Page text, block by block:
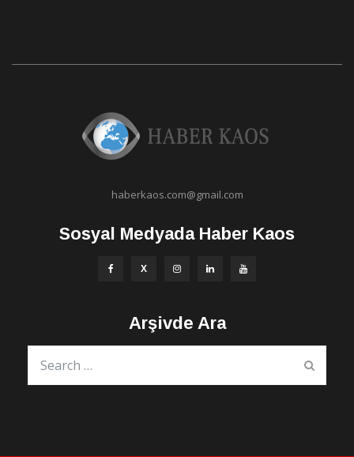
haberkaos.com@gmail.com
Sosyal Medyada Haber Kaos
Arşivde Ara